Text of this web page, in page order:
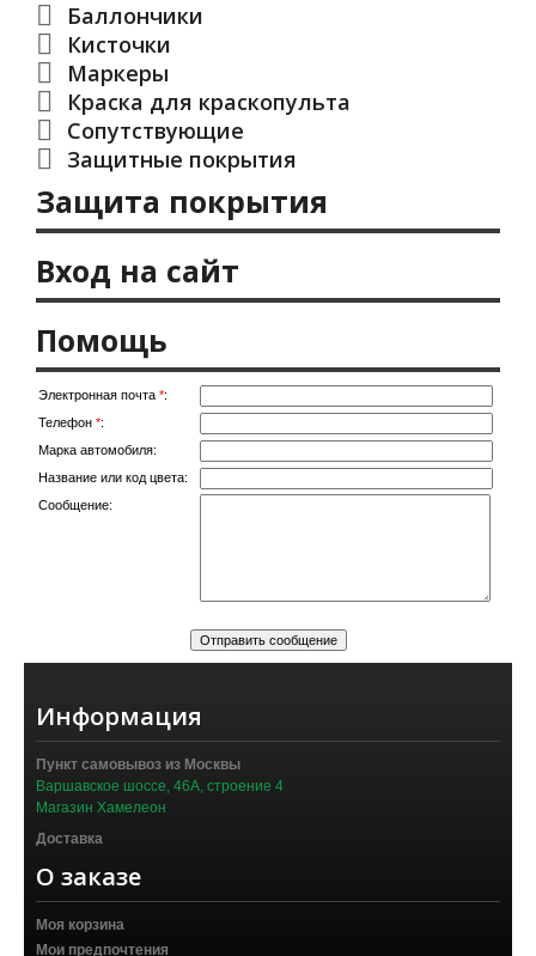
Баллончики
Кисточки
Маркеры
Краска для краскопульта
Сопутствующие
Защитные покрытия
Защита покрытия
Вход на сайт
Помощь
Электронная почта *:
Телефон *:
Марка автомобиля:
Название или код цвета:
Сообщение:
Информация
Пункт самовывоз из Москвы
Варшавское шоссе, 46А, строение 4
Магазин Хамелеон
Доставка
О заказе
Моя корзина
Мои предпочтения